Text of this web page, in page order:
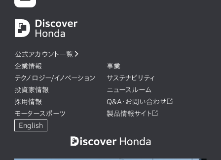
公式アカウント一覧
企業情報
事業
テクノロジー/イノベーション
サステナビリティ
投資家情報
ニュースルーム
採用情報
Q&A・お問い合わせ
モータースポーツ
製品情報サイト
English